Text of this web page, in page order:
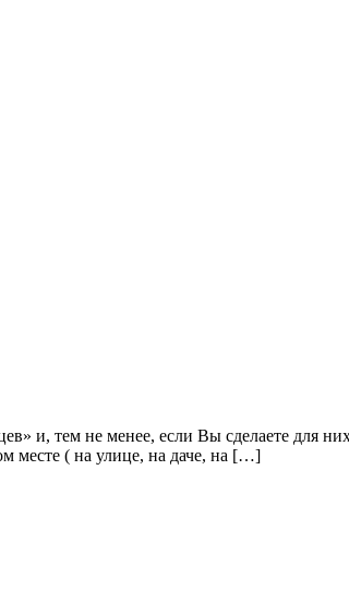
и, тем не менее, если Вы сделаете для
месте ( на улице, на даче, на […]